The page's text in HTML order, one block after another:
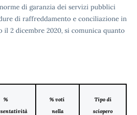
di garanzia dei servizi pubblici
di raffreddamento e conciliazione in
il 2 dicembre 2020, si comunica quanto
%
% voti
nella
Tipo di
sciopero